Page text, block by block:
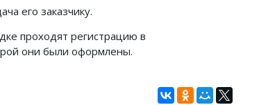
его заказчику.
проходят регистрацию в
они были оформлены.